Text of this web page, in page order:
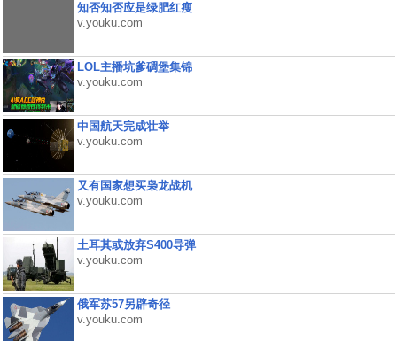
知否知否应是绿肥红瘦
v.youku.com
LOL主播坑爹碉堡集锦
v.youku.com
中国航天完成壮举
v.youku.com
又有国家想买枭龙战机
v.youku.com
土耳其或放弃S400导弹
v.youku.com
俄军苏57另辟奇径
v.youku.com